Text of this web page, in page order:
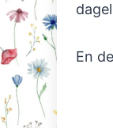
En